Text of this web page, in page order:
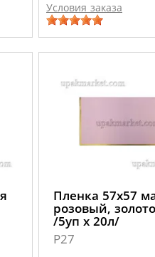
Условия заказа
Пленка 57х57
розовый,
/5уп х 20л/
P27